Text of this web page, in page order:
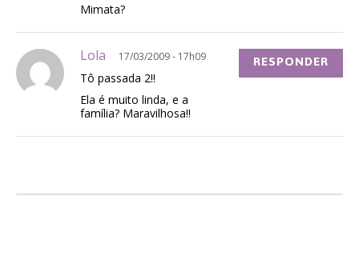
Mimata?
Lola 17/03/2009 - 17h09
Tô passada 2!!
Ela é muito linda, e a
família? Maravilhosa!!
RESPONDER